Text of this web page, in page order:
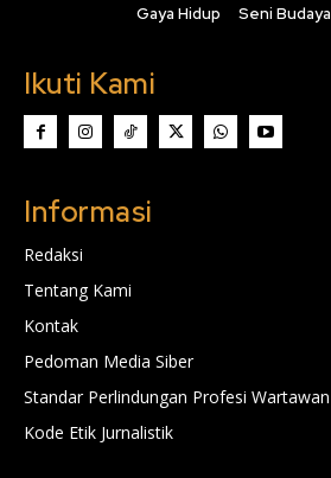
Gaya Hidup
Seni Budaya
Ikuti Kami
Informasi
Redaksi
Tentang Kami
Kontak
Pedoman Media Siber
Standar Perlindungan Profesi Wartawan
Kode Etik Jurnalistik